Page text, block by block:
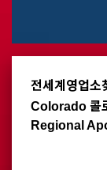
전세계영업소
Colorado 콜
Regional